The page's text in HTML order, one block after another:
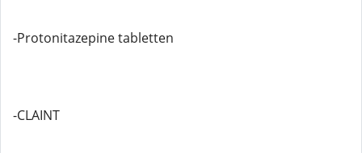
-Protonitazepine tabletten
-CLAINT